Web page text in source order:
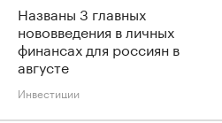
Названы 3 главных
нововведения в личных
финансах для россиян в
августе
Инвестиции